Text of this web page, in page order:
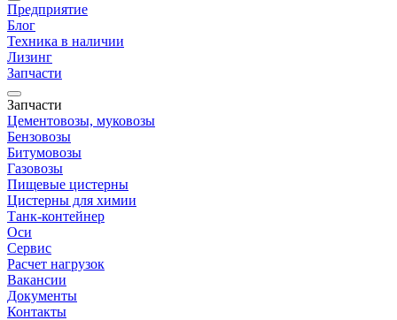
Предприятие
Блог
Техника в наличии
Лизинг
Запчасти
Запчасти
Цементовозы, муковозы
Бензовозы
Битумовозы
Газовозы
Пищевые цистерны
Цистерны для химии
Танк-контейнер
Оси
Сервис
Расчет нагрузок
Вакансии
Документы
Контакты